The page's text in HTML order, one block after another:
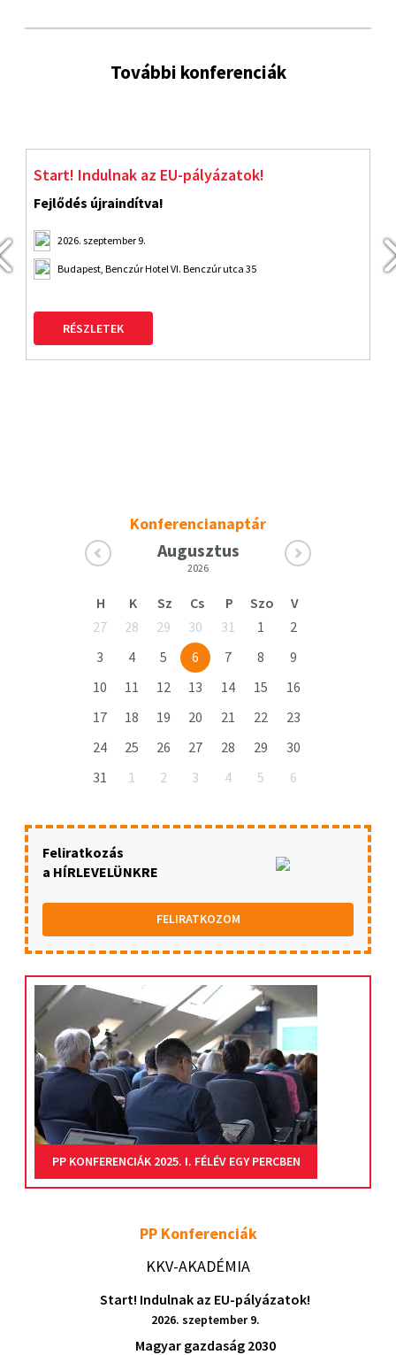
További konferenciák
Start! Indulnak az EU-pályázatok!
Fejlődés újraindítva!
2026. szeptember 9.
Budapest, Benczúr Hotel VI. Benczúr utca 35
RÉSZLETEK
Konferencianaptár
Augusztus
2026
H K Sz Cs P Szo
V
27
28 29 30 31 1
2
3
4 5 6 7 8
9
10
11 12 13 14 15
16
17
18 19 20 21 22
23
24
25 26 27 28 29
30
31
1 2 3 4 5 6
Feliratkozás
a HÍRLEVELÜNKRE
FELIRATKOZOM
PP KONFERENCIÁK 2025. I. FÉLÉV EGY PERCBEN
PP Konferenciák
KKV-AKADÉMIA
Start! Indulnak az EU-pályázatok!
2026. szeptember 9.
Magyar gazdaság 2030